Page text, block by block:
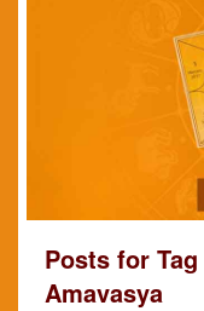
Posts for
Amavasya